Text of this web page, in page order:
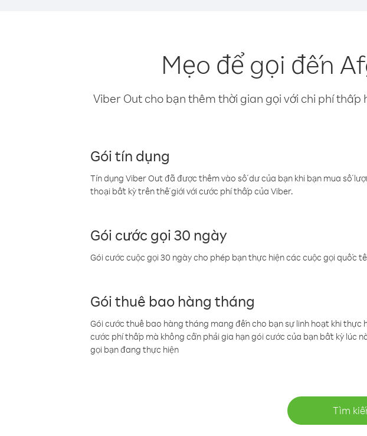
Mẹo để gọi đến
Viber Out cho bạn thêm thời gian gọi với chi phí
Gói tín dụng
Tín dụng Viber Out đã được thêm vào số dư của bạn khi bạn mua số
thoại bất kỳ trên thế giới với cước phí thấp của Viber.
Gói cước gọi 30 ngày
Gói cước cuộc gọi 30 ngày cho phép bạn thực hiện các cuộc gọi quốc
Gói thuê bao hàng tháng
Gói cước thuê bao hàng tháng mang đến cho bạn sự linh hoạt khi
cước phí thấp mà không cần phải gia hạn gói cước của bạn bất kỳ lúc
gọi bạn đang thực hiện
Tìm